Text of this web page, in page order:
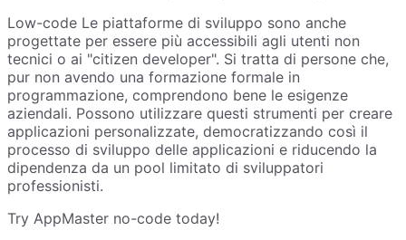
Low-code Le piattaforme di sviluppo sono anche
progettate per essere più accessibili agli utenti non
tecnici o ai "citizen developer". Si tratta di persone che,
pur non avendo una formazione formale in
programmazione, comprendono bene le esigenze
aziendali. Possono utilizzare questi strumenti per creare
applicazioni personalizzate, democratizzando così il
processo di sviluppo delle applicazioni e riducendo la
dipendenza da un pool limitato di sviluppatori
professionisti.
Try AppMaster no-code today!